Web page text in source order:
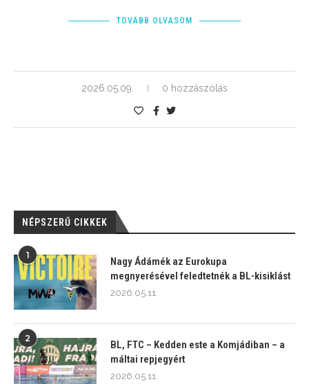
TOVÁBB OLVASOM
2026.05.09. 0 hozzászólás
NÉPSZERŰ CIKKEK
1
Nagy Ádámék az Eurokupa
megnyerésével feledtetnék a BL-kisiklást
2026.05.11.
2
BL, FTC – Kedden este a Komjádiban – a
máltai repjegyért
2026.05.11.